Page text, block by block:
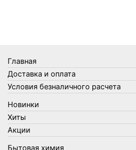
Товары для кухни
Товары для сада и огорода
Товары для туризма и отдыха
Упаковка
Утеплители и прочее
Фонари, лампы и удлинители
Главная
Доставка и оплата
Условия безналичного расчета
Новинки
Хиты
Акции
Бытовая химия